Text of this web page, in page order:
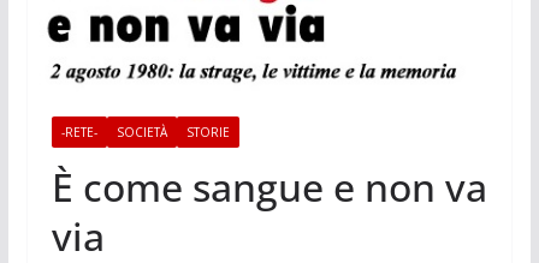
-RETE- SOCIETÀ STORIE
È come sangue e non va
via